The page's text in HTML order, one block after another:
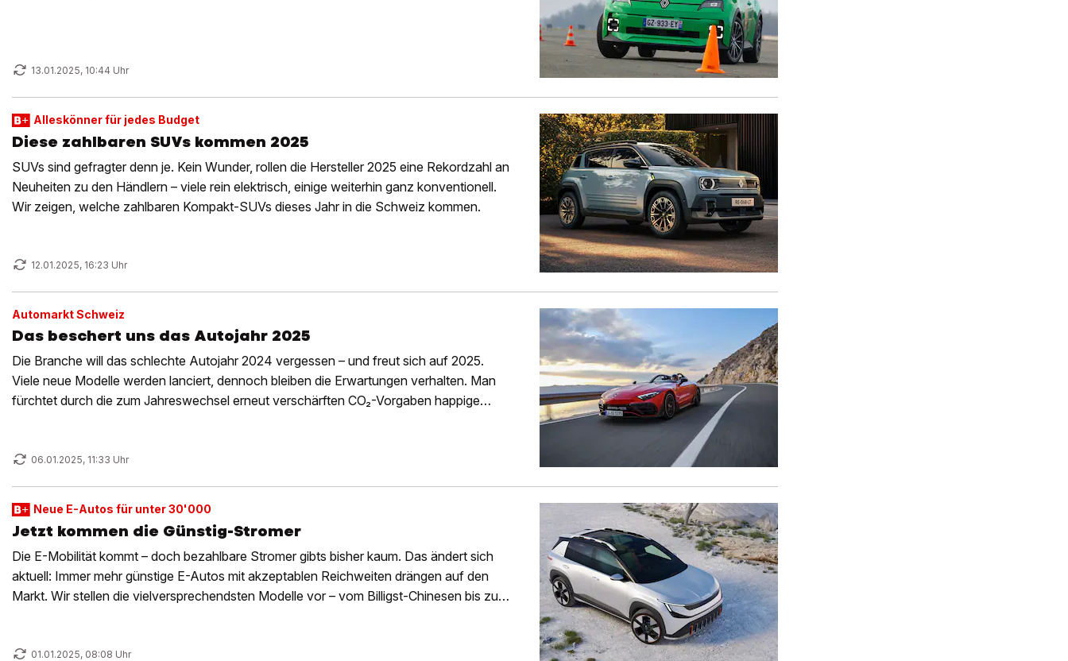
13.01.2025, 10:44 Uhr
Alleskönner für jedes Budget
Diese zahlbaren SUVs kommen 2025
SUVs sind gefragter denn je. Kein Wunder, rollen die Hersteller 2025 eine Rekordzahl an
Neuheiten zu den Händlern – viele rein elektrisch, einige weiterhin ganz konventionell.
Wir zeigen, welche zahlbaren Kompakt-SUVs dieses Jahr in die Schweiz kommen.
12.01.2025, 16:23 Uhr
Automarkt Schweiz
Das beschert uns das Autojahr 2025
Die Branche will das schlechte Autojahr 2024 vergessen – und freut sich auf 2025.
Viele neue Modelle werden lanciert, dennoch bleiben die Erwartungen verhalten. Man
fürchtet durch die zum Jahreswechsel erneut verschärften CO₂-Vorgaben happige
06.01.2025, 11:33 Uhr
Neue E-Autos für unter 30'000
Jetzt kommen die Günstig-Stromer
Die E-Mobilität kommt – doch bezahlbare Stromer gibts bisher kaum. Das ändert sich
aktuell: Immer mehr günstige E-Autos mit akzeptablen Reichweiten drängen auf den
Markt. Wir stellen die vielversprechendsten Modelle vor – vom Billigst-Chinesen bis zum
01.01.2025, 08:08 Uhr